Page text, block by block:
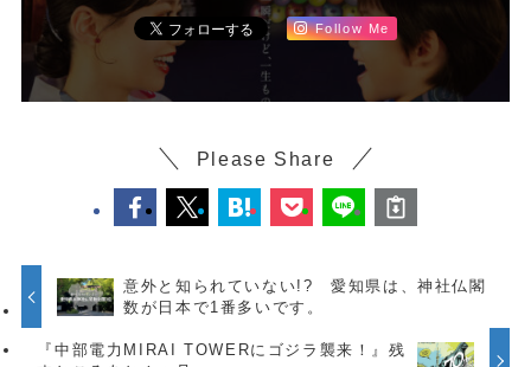
Follow Me
Please Share
意外と知られていない!? 愛知県は、神社仏閣
数が日本で1番多いです。
『中部電力MIRAI TOWERにゴジラ襲来！』残